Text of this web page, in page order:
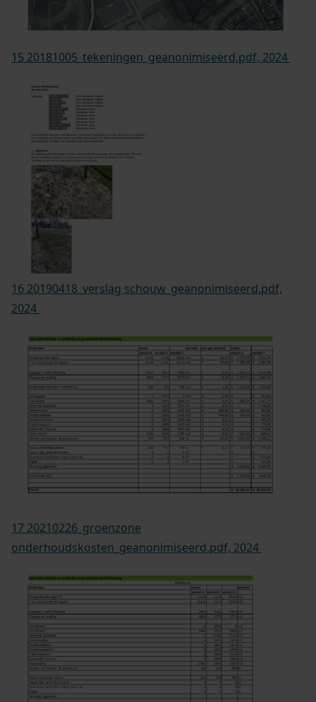
15 20181005_tekeningen_geanonimiseerd.pdf, 2024
16 20190418_verslag schouw_geanonimiseerd.pdf,
2024
17 20210226_groenzone
onderhoudskosten_geanonimiseerd.pdf, 2024